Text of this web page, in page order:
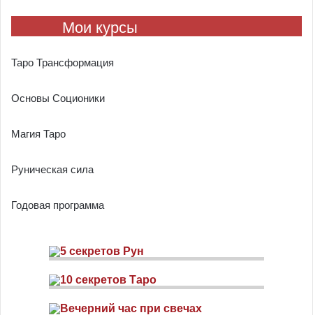
Мои курсы
Таро Трансформация
Основы Соционики
Магия Таро
Руническая сила
Годовая программа